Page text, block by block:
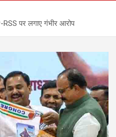
पर लगाए गंभीर आरोप